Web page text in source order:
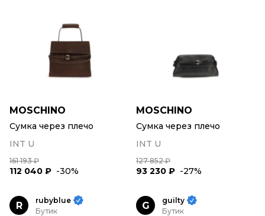
MOSCHINO
Сумка через плечо
INT U
161 193 ₽
112 040 ₽ -30%
MOSCHINO
Сумка через плечо
INT U
127 852 ₽
93 230 ₽ -27%
R
rubyblue
Бутик
G
guilty
Бутик